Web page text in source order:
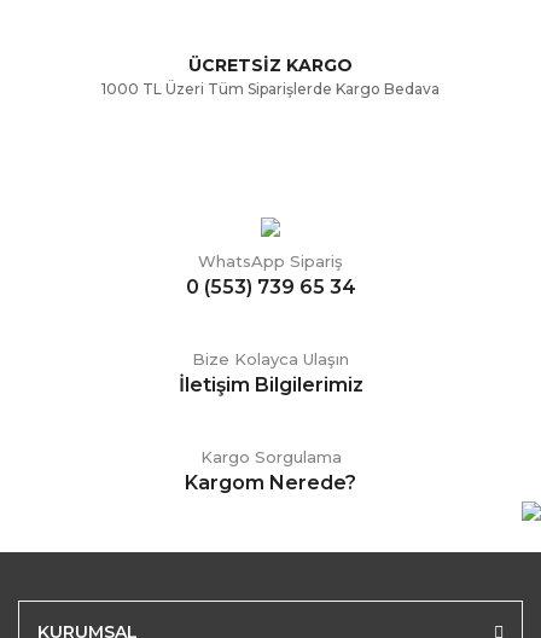
Gönder
ÜCRETSİZ KARGO
1000 TL Üzeri Tüm Siparişlerde Kargo Bedava
WhatsApp Sipariş
0 (553) 739 65 34
Bize Kolayca Ulaşın
İletişim Bilgilerimiz
Kargo Sorgulama
Kargom Nerede?
KURUMSAL